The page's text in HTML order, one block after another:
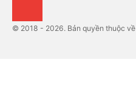
© 2018 - 2026. Bản quyền thuộc về